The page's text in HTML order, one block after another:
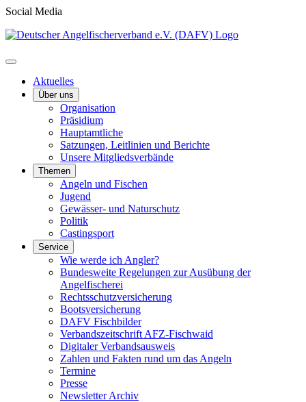
Social Media
Aktuelles
Über uns
Organisation
Präsidium
Hauptamtliche
Satzungen, Leitlinien und Berichte
Unsere Mitgliedsverbände
Themen
Angeln und Fischen
Jugend
Gewässer- und Naturschutz
Politik
Castingsport
Service
Wie werde ich Angler?
Bundesweite Regelungen zur Ausübung der
Angelfischerei
Rechtsschutzversicherung
Bootsversicherung
DAFV Fischbilder
Verbandszeitschrift AFZ-Fischwaid
Digitaler Verbandsausweis
Zahlen und Fakten rund um das Angeln
Termine
Presse
Newsletter Archiv